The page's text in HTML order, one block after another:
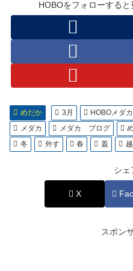
HOBOをフォローすると
めだか 3月 HOBOメダカ
メダカ
メダカ ブログ
冬
外す 春 蓋
シェ
X
スポン